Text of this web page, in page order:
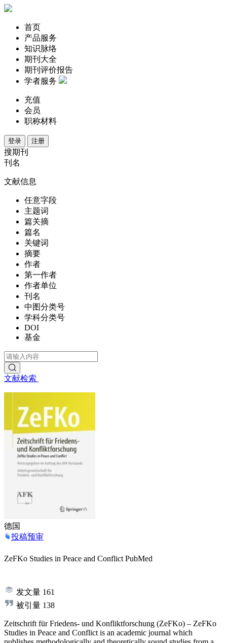
首页
产品服务
知识脉络
期刊大全
期刊评价报告
学者服务
充值
会员
职称材料
登录 注册
搜期刊
刊名
文献信息
任意字段
主题词
篇关摘
篇名
关键词
摘要
作者
第一作者
作者单位
刊名
中图分类号
学科分类号
DOI
基金
文献检索
德国
投稿预审
ZeFKo Studies in Peace and Conflict PubMed
发文量 161
被引量 138
Zeitschrift für Friedens- und Konfliktforschung (ZeFKo) – ZeFKo
Studies in Peace and Conflict is an academic journal which